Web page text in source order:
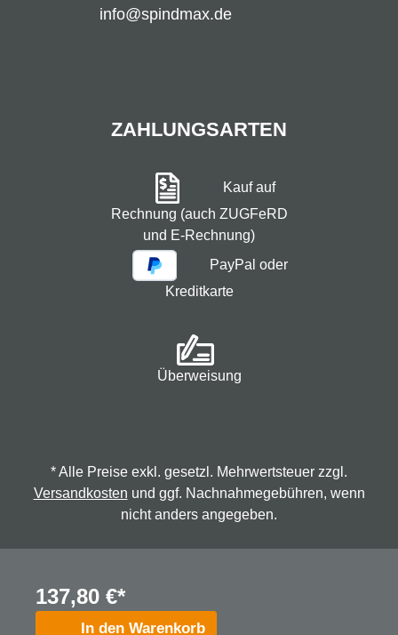
137,80 €*
In den Warenkorb
info@spindmax.de
ZAHLUNGSARTEN
Kauf auf
Rechnung (auch ZUGFeRD
und E-Rechnung)
PayPal oder
Kreditkarte
Überweisung
* Alle Preise exkl. gesetzl. Mehrwertsteuer zzgl.
Versandkosten und ggf. Nachnahmegebühren, wenn
nicht anders angegeben.